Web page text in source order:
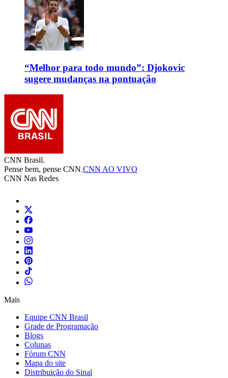
“Melhor para todo mundo”: Djokovic
sugere mudanças na pontuação
CNN Brasil.
Pense bem, pense CNN.CNN AO VIVO
CNN Nas Redes
Mais
Equipe CNN Brasil
Grade de Programação
Blogs
Colunas
Fórum CNN
Mapa do site
Distribuição do Sinal